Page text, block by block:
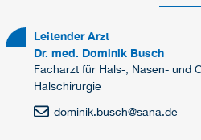
Leitender Arzt
Dr. med. Dominik Busch
Facharzt für Hals-, Nasen- und
Halschirurgie
dominik.busch@sana.de